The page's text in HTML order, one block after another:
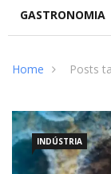
GASTRONOMIA
Home Posts
INDÚSTRIA